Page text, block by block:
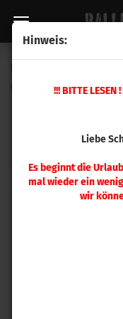
Hinweis:
!!! BITTE LESEN
Liebe
Es beginnt die
mal wieder ein
wir
8786)